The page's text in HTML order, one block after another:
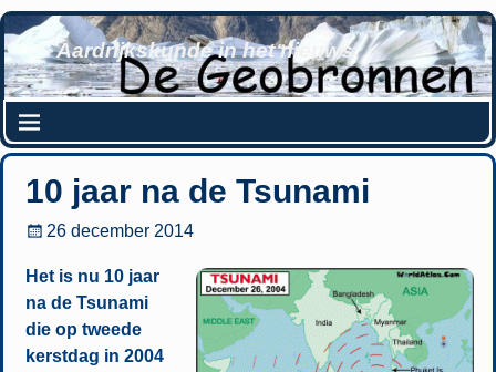
Aardrijkskunde in het nieuws
10 jaar na de Tsunami
26 december 2014
Het is nu 10 jaar
na de Tsunami
die op tweede
kerstdag in 2004